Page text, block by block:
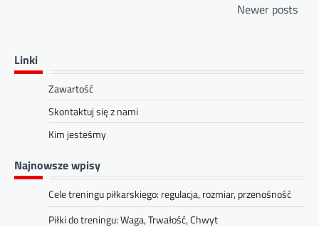
Newer posts
Linki
Zawartość
Skontaktuj się z nami
Kim jesteśmy
Najnowsze wpisy
Cele treningu piłkarskiego: regulacja, rozmiar, przenośność
Piłki do treningu: Waga, Trwałość, Chwyt